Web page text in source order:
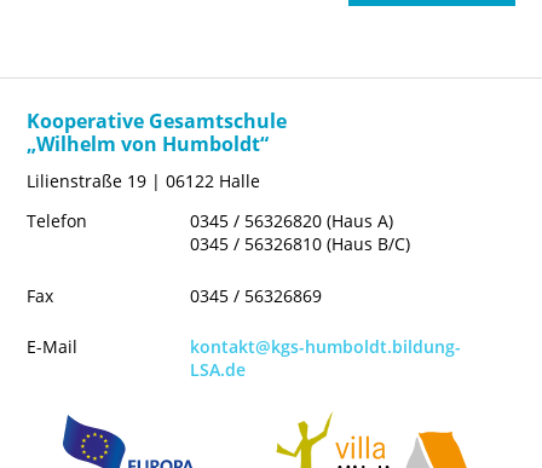
Kooperative Gesamtschule
„Wilhelm von Humboldt“
Lilienstraße 19 | 06122 Halle
Telefon
0345 / 56326820 (Haus A)
0345 / 56326810 (Haus B/C)
Fax 0345 / 56326869
E-Mail
kontakt@kgs-humboldt.bildung-
LSA.de